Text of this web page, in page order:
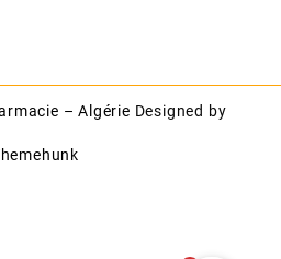
– Algérie Designed by